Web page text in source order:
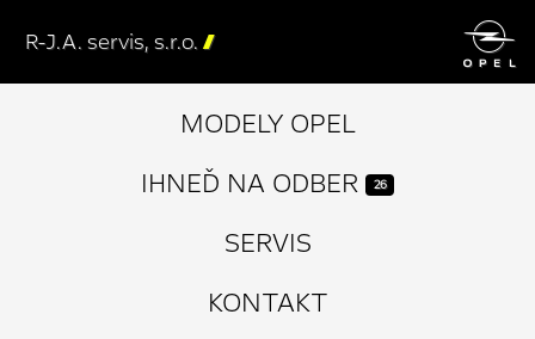

R-J.A. servis, s.r.o. 
MODELY OPEL
IHNEĎ NA ODBER
26
SERVIS
KONTAKT